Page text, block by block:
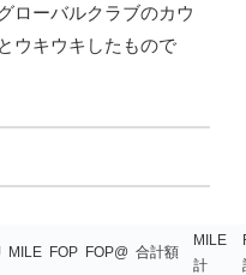
ローバルクラブのカウ
ウキウキしたもので
MILE FOP FOP@ 合計額
MILE
計